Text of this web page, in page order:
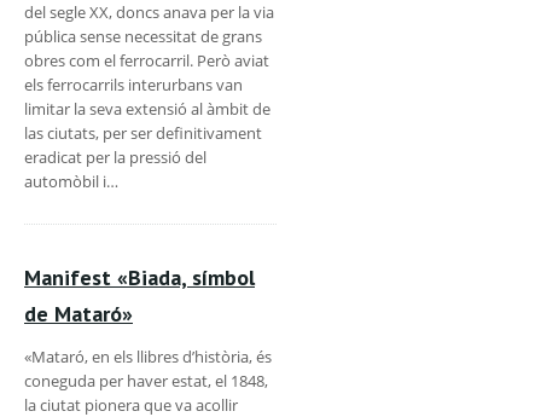
del segle XX, doncs anava per la via
pública sense necessitat de grans
obres com el ferrocarril. Però aviat
els ferrocarrils interurbans van
limitar la seva extensió al àmbit de
las ciutats, per ser definitivament
eradicat per la pressió del
automòbil i…
Manifest «Biada, símbol
de Mataró»
«Mataró, en els llibres d’història, és
coneguda per haver estat, el 1848,
la ciutat pionera que va acollir